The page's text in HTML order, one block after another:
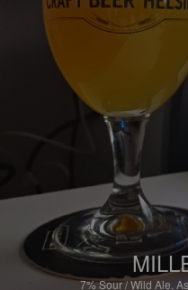
7%Sour / Wild Ale.